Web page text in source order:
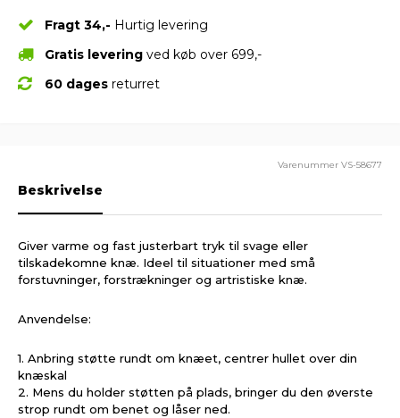
Fragt 34,- Hurtig levering
Gratis levering ved køb over 699,-
60 dages returret
Varenummer VS-58677
Beskrivelse
Giver varme og fast justerbart tryk til svage eller
tilskadekomne knæ. Ideel til situationer med små
forstuvninger, forstrækninger og artristiske knæ.
Anvendelse:
1. Anbring støtte rundt om knæet, centrer hullet over din
knæskal
2. Mens du holder støtten på plads, bringer du den øverste
strop rundt om benet og låser ned.